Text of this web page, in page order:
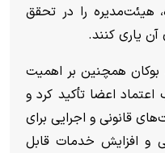
هیئت‌مدیره را در تحقق
یاری کنند.
بوکان همچنین بر اهمیت
اعضا تأکید کرد و
قانونی و اجرایی برای
و افزایش خدمات قابل